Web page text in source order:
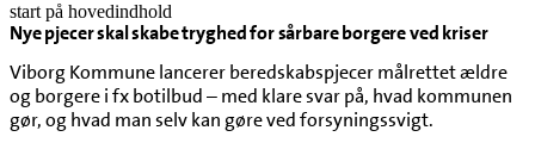
start på hovedindhold
Nye pjecer skal skabe tryghed for sårbare borgere ved kriser
Viborg Kommune lancerer beredskabspjecer målrettet ældre
og borgere i fx botilbud – med klare svar på, hvad kommunen
gør, og hvad man selv kan gøre ved forsyningssvigt.
senest opdateret 7. maj 2026